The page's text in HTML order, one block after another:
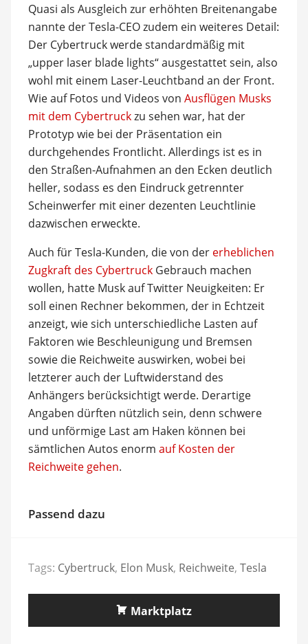
Quasi als Ausgleich zur erhöhten Breitenangabe
nannte der Tesla-CEO zudem ein weiteres Detail:
Der Cybertruck werde standardmäßig mit
„upper laser blade lights“ ausgestattet sein, also
wohl mit einem Laser-Leuchtband an der Front.
Wie auf Fotos und Videos von Ausflügen Musks
mit dem Cybertruckzu sehen war, hat der
Prototyp wie bei der Präsentation ein
durchgehendes Frontlicht. Allerdings ist es in
den Straßen-Aufnahmen an den Ecken deutlich
heller, sodass es den Eindruck getrennter
Scheinwerfer mit einer dezenten Leuchtlinie
dazwischen erweckte.
Auch für Tesla-Kunden, die von der erheblichen
Zugkraft des CybertruckGebrauch machen
wollen, hatte Musk auf Twitter Neuigkeiten: Er
soll einen Rechner bekommen, der in Echtzeit
anzeigt, wie sich unterschiedliche Lasten auf
Faktoren wie Beschleunigung und Bremsen
sowie die Reichweite auswirken, wobei bei
letzterer auch der Luftwiderstand des
Anhängers berücksichtigt werde. Derartige
Angaben dürften nützlich sein, denn schwere
und unförmige Last am Haken können bei
sämtlichen Autos enorm auf Kosten der
Reichweite gehen.
Passend dazu
Tags: Cybertruck, Elon Musk, Reichweite, Tesla
Marktplatz